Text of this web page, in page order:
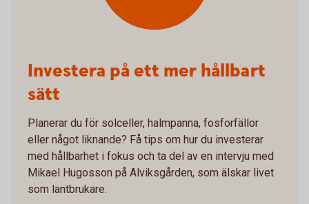
Investera på ett mer hållbart
sätt
Planerar du för solceller, halmpanna, fosforfällor
eller något liknande? Få tips om hur du investerar
med hållbarhet i fokus och ta del av en intervju med
Mikael Hugosson på Alviksgården, som älskar livet
som lantbrukare.